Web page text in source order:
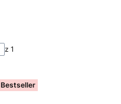
z 1
Bestseller